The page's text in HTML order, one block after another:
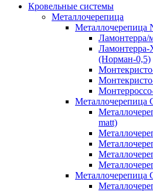
Кровельные системы
Металлочерепица
Металлочерепица
Ламонтерра/
(Норман-0,5)
Металлочерепица
matt)
Металлочерепица